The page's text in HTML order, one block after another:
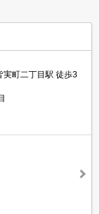
実町二丁目駅 徒歩3